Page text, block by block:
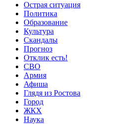
Острая ситуация
Политика
Образование
Культура
Скандалы
Прогноз
Отклик есть!
СВО
Армия
Афиша
Глядя из Ростова
Город
ЖКХ
Наука